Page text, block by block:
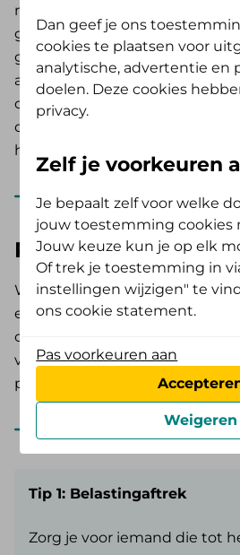
maatschappelijke
geeft informatie, advies en
gebieden. Ook kun je bij
alleen je ervaring wilt melden.
onafhankelijk, deskundig en
de website van Zorgbelang
het algemene telefoonnummer
Naar de website
Regelhulp.nl
Wil je als mantelzorger zorg
een kijkje op de website
overzicht van zorg en
volwassenen met een ziekte,
psychische aandoening.
Naar de website Regelhulp
Tip 1: Belastingaftrek
Zorg je voor iemand die tot
Dan geef je ons
cookies te plaatsen voor
analytische, advertentie en
doelen. Deze cookies
privacy.
Zelf je voorkeuren
Je bepaalt zelf voor welke
jouw toestemming cookies
Jouw keuze kun je op elk
Of trek je toestemming in
instellingen wijzigen" te
ons cookie statement.
Pas voorkeuren aan
Weigeren